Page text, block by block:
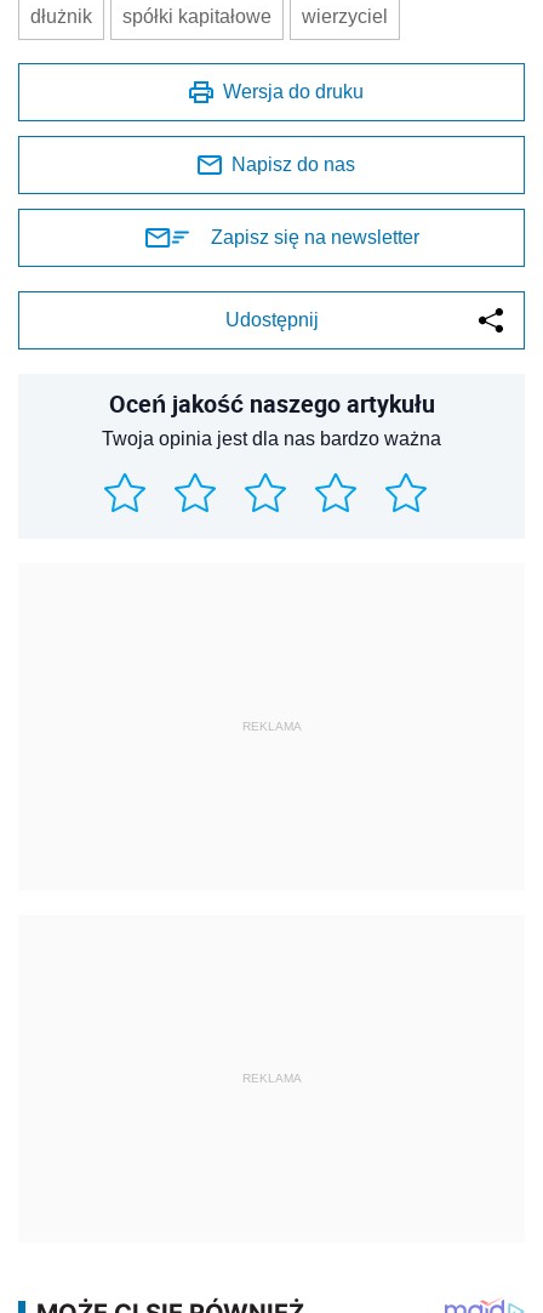
dłużnik spółki kapitałowe wierzyciel
Wersja do druku
Napisz do nas
Zapisz się na newsletter
Udostępnij
Oceń jakość naszego artykułu
Twoja opinia jest dla nas bardzo ważna
REKLAMA
REKLAMA